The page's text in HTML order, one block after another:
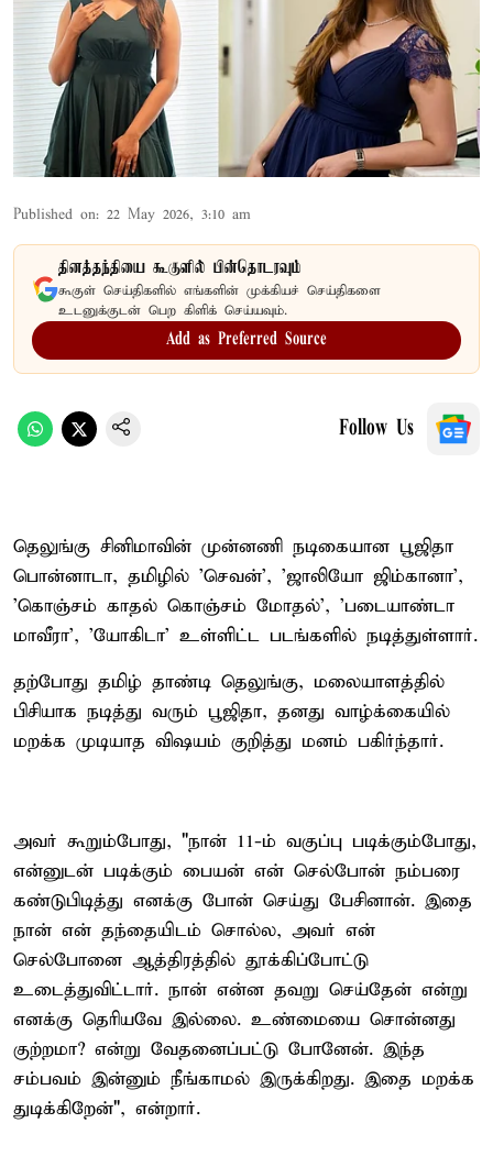
Published on: 22 May 2026, 3:10 am
தினத்தந்தியை கூகுளில் பின்தொடரவும்
கூகுள் செய்திகளில் எங்களின் முக்கியச் செய்திகளை
உடனுக்குடன் பெற கிளிக் செய்யவும்.
Add as Preferred Source
Follow Us
தெலுங்கு சினிமாவின் முன்னணி நடிகையான பூஜிதா
பொன்னாடா, தமிழில் 'செவன்', 'ஜாலியோ ஜிம்கானா',
'கொஞ்சம் காதல் கொஞ்சம் மோதல்', 'படையாண்டா
மாவீரா', 'யோகிடா' உள்ளிட்ட படங்களில் நடித்துள்ளார்.
தற்போது தமிழ் தாண்டி தெலுங்கு, மலையாளத்தில்
பிசியாக நடித்து வரும் பூஜிதா, தனது வாழ்க்கையில்
மறக்க முடியாத விஷயம் குறித்து மனம் பகிர்ந்தார்.
அவர் கூறும்போது, "நான் 11-ம் வகுப்பு படிக்கும்போது,
என்னுடன் படிக்கும் பையன் என் செல்போன் நம்பரை
கண்டுபிடித்து எனக்கு போன் செய்து பேசினான். இதை
நான் என் தந்தையிடம் சொல்ல, அவர் என்
செல்போனை ஆத்திரத்தில் தூக்கிப்போட்டு
உடைத்துவிட்டார். நான் என்ன தவறு செய்தேன் என்று
எனக்கு தெரியவே இல்லை. உண்மையை சொன்னது
குற்றமா? என்று வேதனைப்பட்டு போனேன். இந்த
சம்பவம் இன்னும் நீங்காமல் இருக்கிறது. இதை மறக்க
துடிக்கிறேன்", என்றார்.